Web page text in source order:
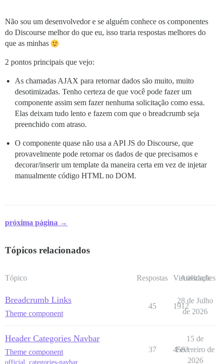
Não sou um desenvolvedor e se alguém conhece os componentes
do Discourse melhor do que eu, isso traria respostas melhores do
que as minhas
2 pontos principais que vejo:
As chamadas AJAX para retornar dados são muito, muito
desotimizadas. Tenho certeza de que você pode fazer um
componente assim sem fazer nenhuma solicitação como essa.
Elas deixam tudo lento e fazem com que o breadcrumb seja
preenchido com atraso.
O componente quase não usa a API JS do Discourse, que
provavelmente pode retornar os dados de que precisamos e
decorar/inserir um template da maneira certa em vez de injetar
manualmente código HTML no DOM.
próxima página →
Tópicos relacionados
Tópico Respostas Visualizações
Atividade
Breadcrumb Links
Theme component
45 1912
28 de Julho
de 2026
Header Categories Navbar
Theme component
official categories-navbar
37 4583
15 de
Fevereiro de
2026